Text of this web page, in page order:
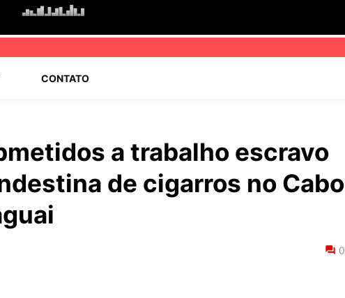
CONTATO
a trabalho escravo
de cigarros no Cabo
0